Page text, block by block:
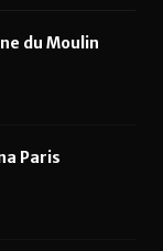
du Moulin
Paris